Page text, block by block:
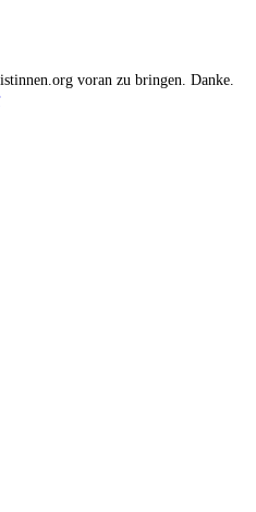
voran zu bringen. Danke.